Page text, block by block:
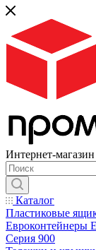
Интернет-магазин
Каталог
Пластиковые
Евроконтейнеры
Серия 900